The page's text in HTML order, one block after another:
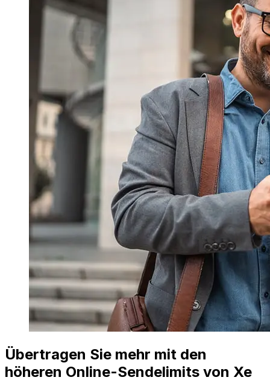
Übertragen Sie mehr mit den
höheren Online-Sendelimits von Xe